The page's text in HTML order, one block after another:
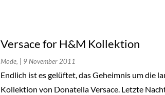
Versace for H&M Kollektion
Mode, | 9 November 2011
Endlich ist es gelüftet, das Geheimnis um die
Kollektion von Donatella Versace. Letzte